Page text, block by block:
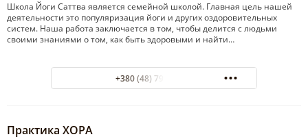
Школа Йоги Саттва является семейной школой. Главная цель нашей
деятельности это популяризация йоги и других оздоровительных
систем. Наша работа заключается в том, чтобы делится с людьми
своими знаниями о том, как быть здоровыми и найти…
+380 (48) 799-22-30
Практика ХОРА